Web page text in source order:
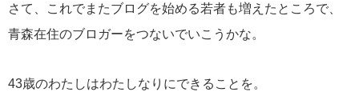
さて、これでまたブログを始める若者も増えたところで、
青森在住のブロガーをつないでいこうかな。
43歳のわたしはわたしなりにできることを。